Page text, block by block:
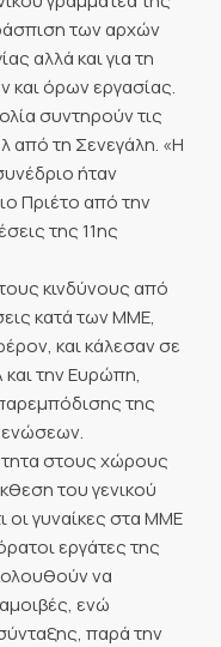
των αρχών
αλλά και για τη
και όρων εργασίας.
συντηρούν τις
από τη Σενεγάλη. «Η
ήταν
Πριέτο από την
της 11ης
κινδύνους από
κατά των ΜΜΕ,
και κάλεσαν σε
την Ευρώπη,
της
ενώσεων.
στους χώρους
του γενικού
οι γυναίκες στα ΜΜΕ
εργάτες της
να
ενώ
παρά την